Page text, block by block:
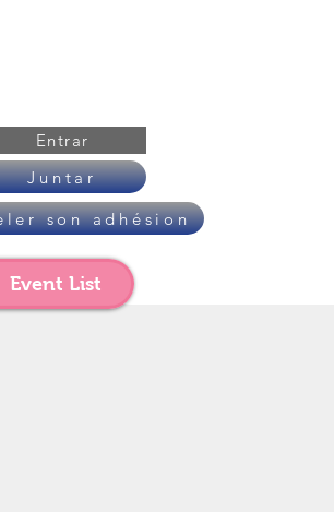
Entrar
Juntar
Event List
son adhésion